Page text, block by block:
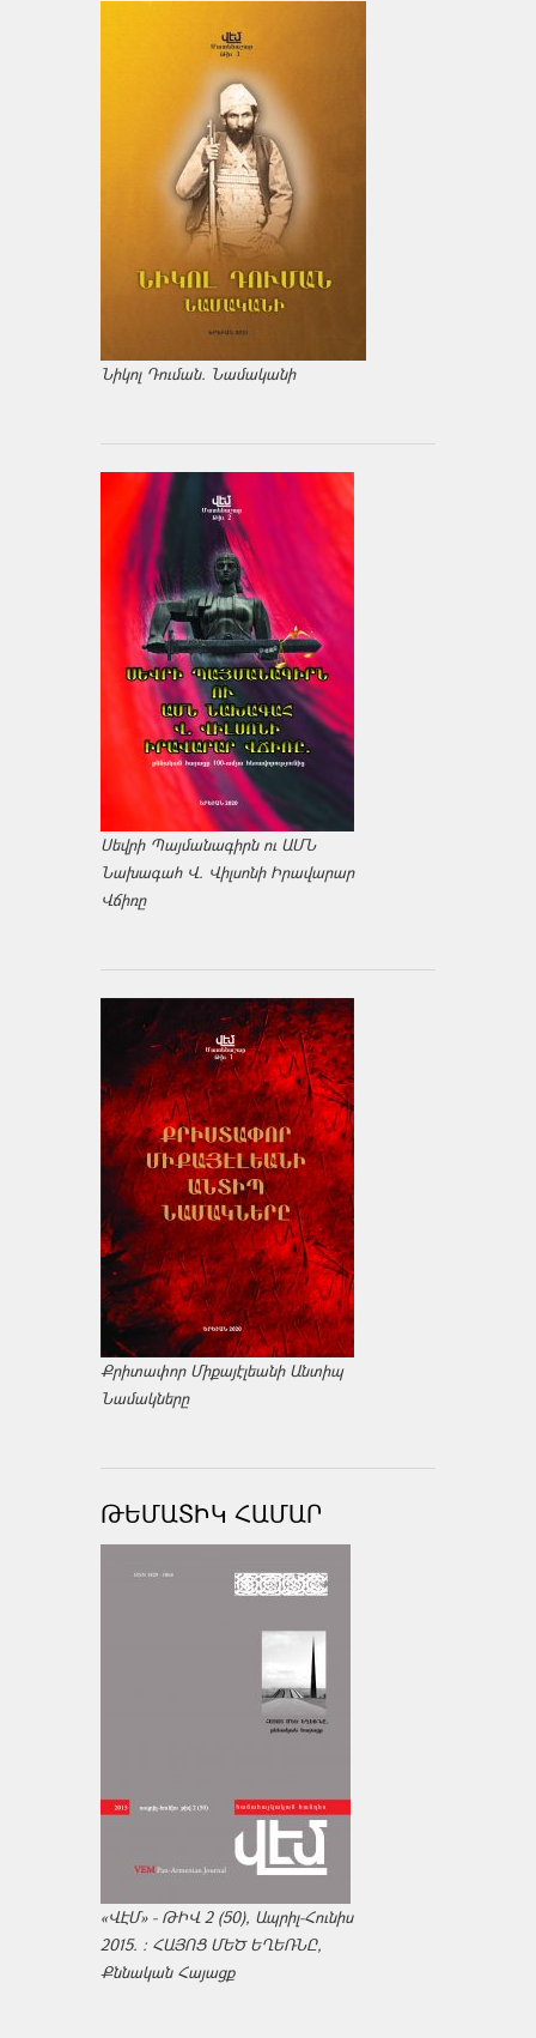
Նիկոլ Դուման. Նամականի
Սեվրի Պայմանագիրն ու ԱՄՆ
Նախագահ Վ. Վիլսոնի Իրավարար
Վճիռը
Քրիտափոր Միքայէլեանի Անտիպ
Նամակները
ԹԵՄԱՏԻԿ ՀԱՄԱՐ
«ՎԷՄ» - ԹԻՎ 2 (50), Ապրիլ-Հունիս
2015. : ՀԱՅՈՑ ՄԵԾ ԵՂԵՌՆԸ,
Քննական Հայացք